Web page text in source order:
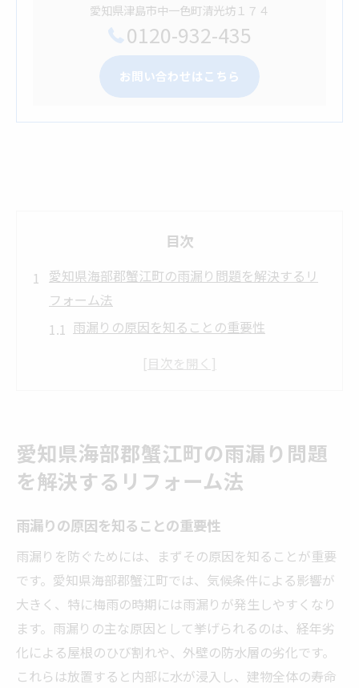
愛知県津島市中一色町清光坊１７４
0120-932-435
お問い合わせはこちら
目次
愛知県海部郡蟹江町の雨漏り問題を解決するリ
フォーム法
雨漏りの原因を知ることの重要性
蟹江町の気候に適したリフォーム素材
住まいを守るための定期的なメンテナンス
信頼できるリフォーム業者の選び方とその重要
地元での実績と評判を確認する方法
見積もり比較の際の注意点
アフターサービスの充実度をチェック
施工事例を参考にする利点
コミュニケーションの取りやすさを重要視
愛知県海部郡蟹江町の雨漏り問題
を解決するリフォーム法
雨漏りの原因を知ることの重要性
雨漏りを防ぐためには、まずその原因を知ることが重要
です。愛知県海部郡蟹江町では、気候条件による影響が
大きく、特に梅雨の時期には雨漏りが発生しやすくなり
ます。雨漏りの主な原因として挙げられるのは、経年劣
化による屋根のひび割れや、外壁の防水層の劣化です。
これらは放置すると内部に水が浸入し、建物全体の寿命